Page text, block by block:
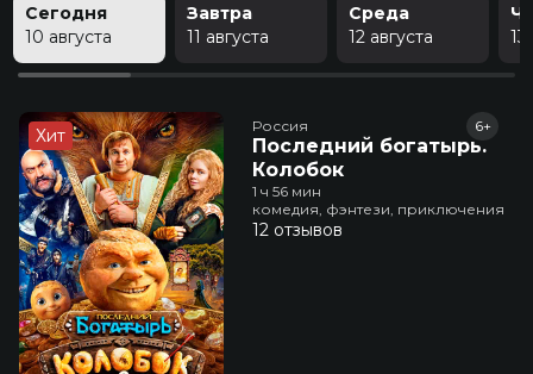
Сегодня
10 августа
Завтра
11 августа
Среда
12 августа
13
Хит Россия
Последний богатырь.
Колобок
6+
1 ч 56 мин
комедия, фэнтези, приключения
12 отзывов